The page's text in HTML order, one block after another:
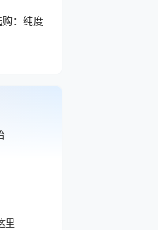
购：纯度
里